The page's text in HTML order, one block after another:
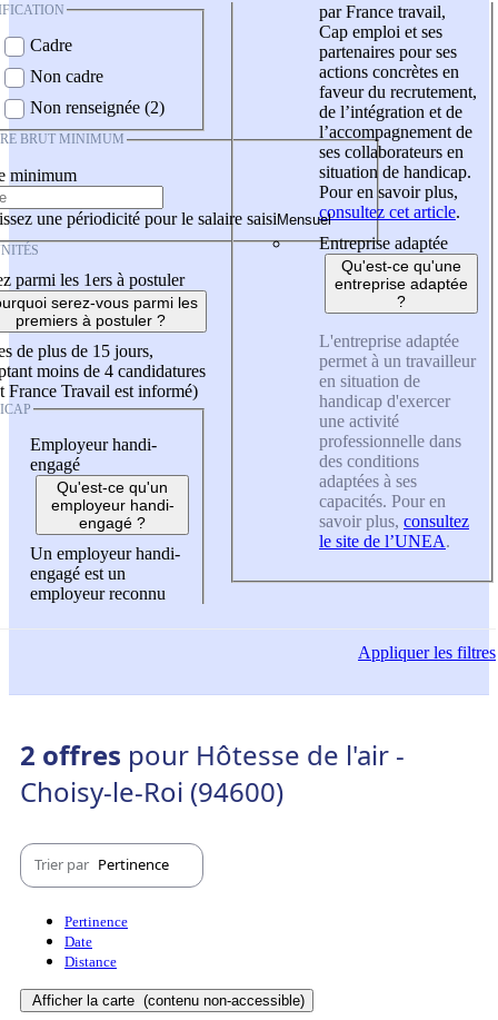
Cadre
Non cadre
Non renseignée (2)
BRUT MINIMUM
minimum
une périodicité pour le salaire saisi
parmi les 1ers à postuler
serez-vous parmi les
premiers à postuler ?
de plus de 15 jours,
moins de 4 candidatures
France Travail est informé)
Employeur handi-
engagé
Qu'est-ce qu'un
employeur handi-
engagé ?
Un employeur handi-
engagé est un
employeur reconnu
par France travail,
Cap emploi et ses
partenaires pour ses
actions concrètes en
faveur du recrutement,
de l’intégration et de
l’accompagnement de
ses collaborateurs en
situation de handicap.
Pour en savoir plus,
consultez cet article.
Entreprise adaptée
Qu'est-ce qu'une
entreprise adaptée
?
L'entreprise adaptée
permet à un travailleur
en situation de
handicap d'exercer
une activité
professionnelle dans
des conditions
adaptées à ses
capacités. Pour en
savoir plus, consultez
le site de l’UNEA.
Appliquerles filtres
2 offres pour Hôtesse de l'air -
Choisy-le-Roi (94600)
Trier par Pertinence
Pertinence
Date
Distance
Afficher la carte (contenu non-accessible)